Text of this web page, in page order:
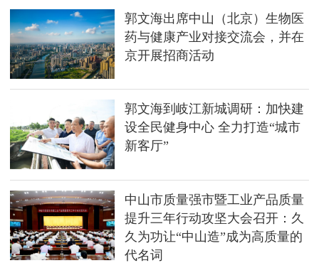
郭文海出席中山（北京）生物医
药与健康产业对接交流会，并在
京开展招商活动
郭文海到岐江新城调研：加快建
设全民健身中心 全力打造“城市
新客厅”
中山市质量强市暨工业产品质量
提升三年行动攻坚大会召开：久
久为功让“中山造”成为高质量的
代名词